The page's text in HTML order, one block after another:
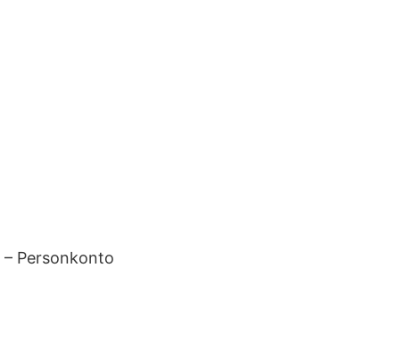
Personkonto